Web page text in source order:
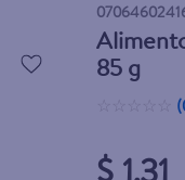
85 g
(
$ 1.31